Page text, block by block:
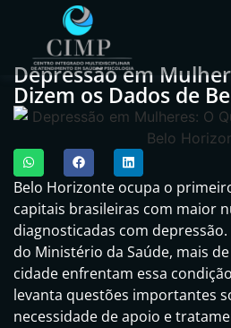
Depressão em
Dizem os Dados de
Belo Horizonte ocupa o
capitais brasileiras com maior
diagnosticadas com
do Ministério da Saúde, mais
cidade enfrentam essa
levanta questões importantes
necessidade de apoio e